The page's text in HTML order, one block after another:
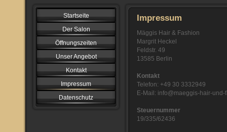
Startseite
Der Salon
Öffnungszeiten
Unser Angebot
Kontakt
Impressum
Datenschutz
Impressum
Mäggis Hair & Fashion
Margrit Heckel
Feldstr. 49
13585 Berlin
Kontakt
Telefon: +49 30 3332949
E-Mail: info@maeggis-hair-und-
Steuernummer
19/335/62436